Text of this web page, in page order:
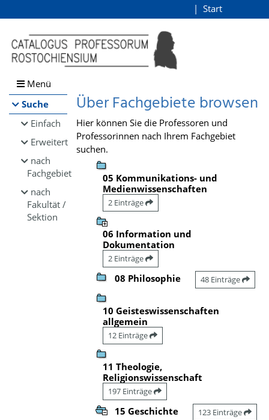
Browsen
direkt zum Inhalt
Start
Menü
Suche
Einfach
Erweitert
nach
Fachgebiet
nach
Fakultät /
Sektion
Über Fachgebiete browsen
Hier können Sie die Professoren und
Professorinnen nach Ihrem Fachgebiet
suchen.
05 Kommunikations- und
Medienwissenschaften
2 Einträge
06 Information und
Dokumentation
2 Einträge
08 Philosophie 48 Einträge
10 Geisteswissenschaften
allgemein
12 Einträge
11 Theologie,
Religionswissenschaft
197 Einträge
15 Geschichte 123 Einträge